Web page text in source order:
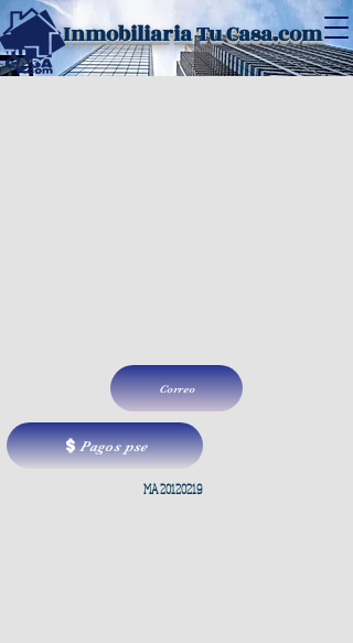
Inmobiliaria Tu Casa.com
Correo
Pagos pse
MA20120219